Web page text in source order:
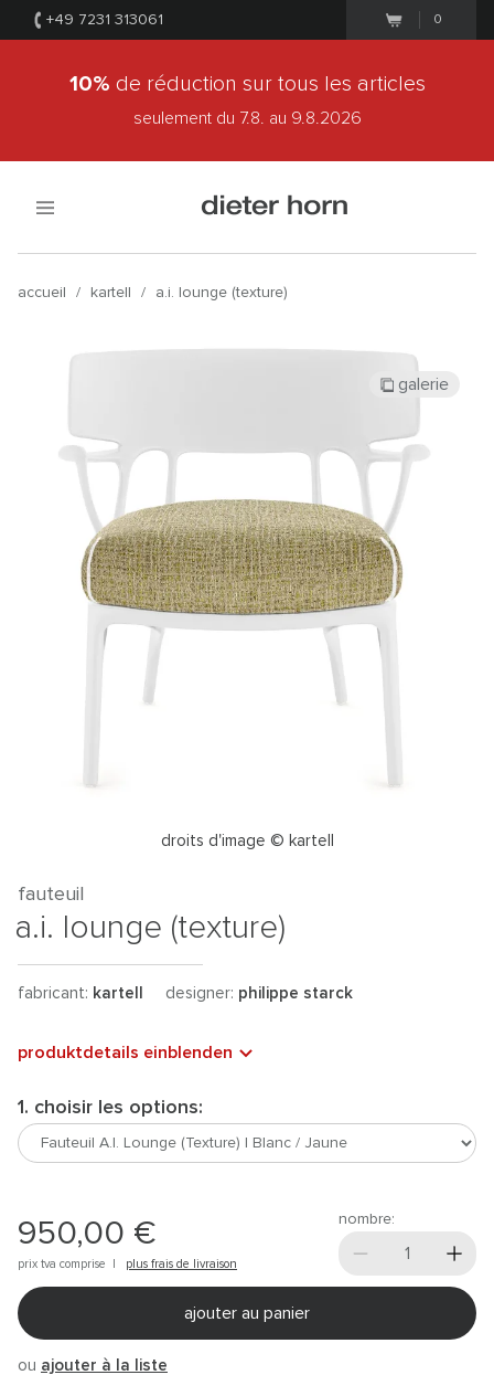
+49 7231 313061 0
10% de réduction sur tous les articles
seulement du 7.8. au 9.8.2026
accueil / kartell / a.i. lounge (texture)
droits d'image © kartell
galerie
fauteuil
a.i. lounge (texture)
fabricant: kartell designer: philippe starck
produktdetails einblenden
1. choisir les options:
950,00 €
prix tva comprise | plus frais de livraison
nombre:
ajouter au panier
ou ajouter à la liste